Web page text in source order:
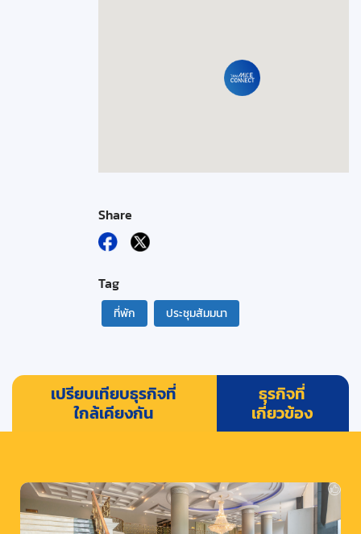
Share
Tag
ที่พัก ประชุมสัมมนา
เปรียบเทียบธุรกิจที่
ใกล้เคียงกัน
ธุรกิจที่
เกี่ยวข้อง